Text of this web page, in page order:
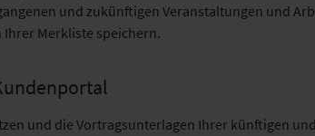
und zukünftigen Veranstaltungen und
Merkliste speichern.
und die Vortragsunterlagen Ihrer künftigen